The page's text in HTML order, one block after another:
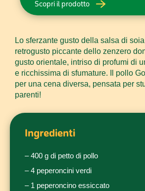
Scopri il prodotto
Lo sferzante gusto della salsa di
retrogusto piccante dello zenzero
gusto orientale, intriso di profumi di
e ricchissima di sfumature. Il pollo
per una cena diversa, pensata per
parenti!
Ingredienti
– 400 g di petto di pollo
– 4 peperoncini verdi
– 1 peperoncino essiccato